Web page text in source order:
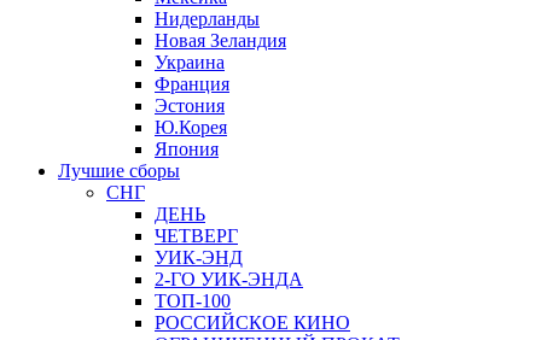
Нидерланды
Новая Зеландия
Украина
Франция
Эстония
Ю.Корея
Япония
Лучшие сборы
СНГ
ДЕНЬ
ЧЕТВЕРГ
УИК-ЭНД
2-ГО УИК-ЭНДА
ТОП-100
РОССИЙСКОЕ КИНО